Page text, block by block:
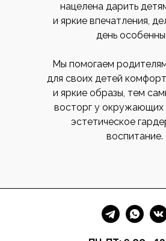
нацелена дарить
и яркие впечатления,
день
Мы помогаем
для своих детей
и яркие образы, тем
восторг у окружающих
эстетическое
воспитание.